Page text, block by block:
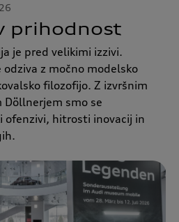
prihodnost
je pred velikimi izzivi.
z močno modelsko
filozofijo. Z izvršnim
smo se
ofenzivi, hitrosti inovacij in